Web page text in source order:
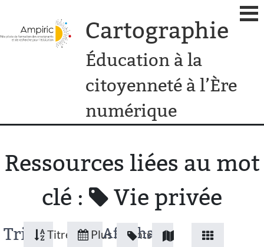
Cartographie
Éducation à la
citoyenneté à l’Ère
numérique
Ressources liées au mot
clé :
Vie privée
Tri
Titres Plus récents
Affichage